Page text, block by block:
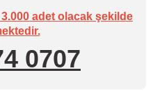
adet olacak şekilde
0707